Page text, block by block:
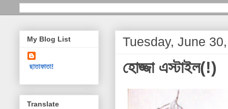
Tuesday, June
হোজ্জা এস্টাইল(!)
My Blog List
ছাতাফাতা!
Translate